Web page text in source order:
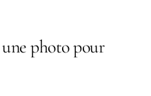
photo pour